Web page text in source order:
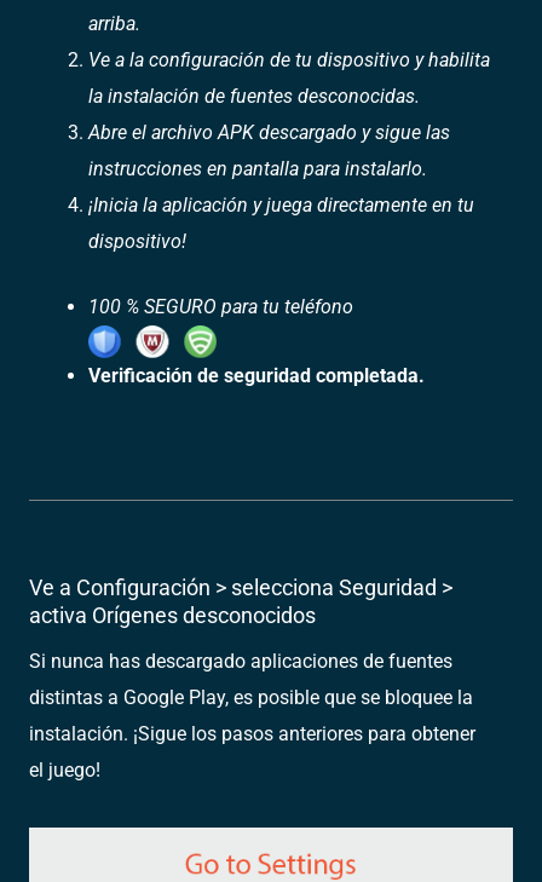
arriba.
Ve a la configuración de tu dispositivo y habilita
la instalación de fuentes desconocidas.
Abre el archivo APK descargado y sigue las
instrucciones en pantalla para instalarlo.
¡Inicia la aplicación y juega directamente en tu
dispositivo!
100 % SEGURO para tu teléfono
Verificación de seguridad completada.
Ve a Configuración > selecciona Seguridad >
activa Orígenes desconocidos
Si nunca has descargado aplicaciones de fuentes
distintas a Google Play, es posible que se bloquee la
instalación. ¡Sigue los pasos anteriores para obtener
el juego!